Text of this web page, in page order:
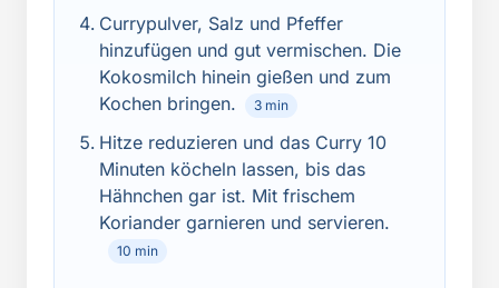
Currypulver, Salz und Pfeffer
hinzufügen und gut vermischen. Die
Kokosmilch hinein gießen und zum
Kochen bringen.
3 min
Hitze reduzieren und das Curry 10
Minuten köcheln lassen, bis das
Hähnchen gar ist. Mit frischem
Koriander garnieren und servieren.
10 min